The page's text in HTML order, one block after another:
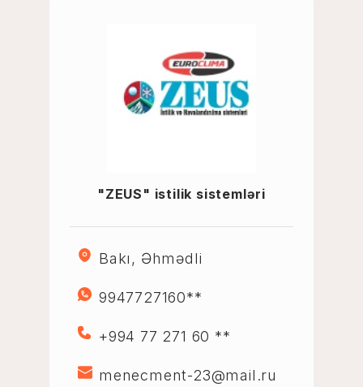
"ZEUS" istilik sistemləri
Bakı, Əhmədli
9947727160**
+994 77 271 60 **
menecment-23@mail.ru